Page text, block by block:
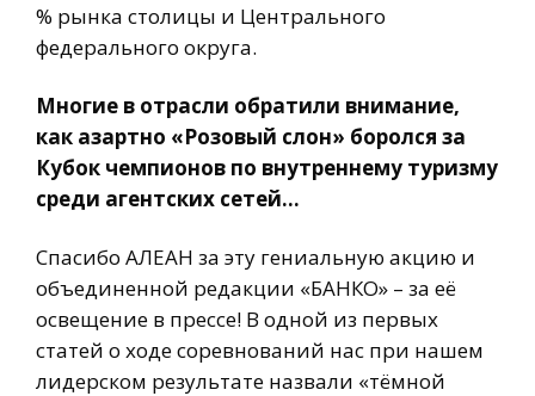
% рынка столицы и Центрального
федерального округа.
Многие в отрасли обратили внимание,
как азартно «Розовый слон» боролся за
Кубок чемпионов по внутреннему туризму
среди агентских сетей…
Спасибо АЛЕАН за эту гениальную акцию и
объединенной редакции «БАНКО» – за её
освещение в прессе! В одной из первых
статей о ходе соревнований нас при нашем
лидерском результате назвали «тёмной